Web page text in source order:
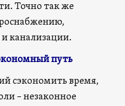
Точно так же
канализации.
путь
сэкономить время,
– незаконное